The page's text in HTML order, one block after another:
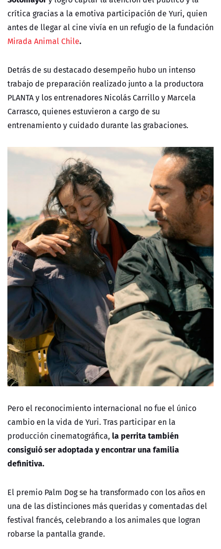
crítica gracias a la emotiva participación de Yuri, quien
antes de llegar al cine vivía en un refugio de la fundación
Mirada Animal Chile.
Detrás de su destacado desempeño hubo un intenso
trabajo de preparación realizado junto a la productora
PLANTA y los entrenadores Nicolás Carrillo y Marcela
Carrasco, quienes estuvieron a cargo de su
entrenamiento y cuidado durante las grabaciones.
Pero el reconocimiento internacional no fue el único
cambio en la vida de Yuri. Tras participar en la
producción cinematográfica, la perrita también
consiguió ser adoptada y encontrar una familia
definitiva.
El premio Palm Dog se ha transformado con los años en
una de las distinciones más queridas y comentadas del
festival francés, celebrando a los animales que logran
robarse la pantalla grande.